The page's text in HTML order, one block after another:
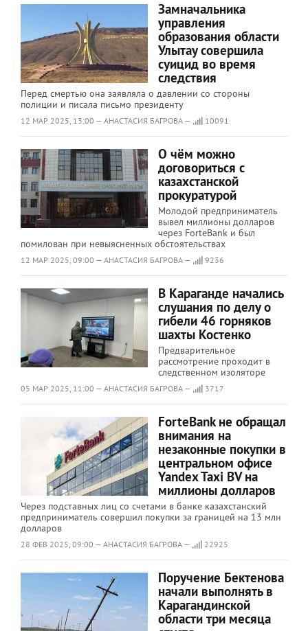
Замначальника
управления
образования области
Улытау совершила
суицид во время
следствия
Перед смертью она заявляла о давлении со стороны
полиции и писала письмо президенту
12 МАР 2025, 13:00 — АНАСТАСИЯ БАГРОВА — 10091
О чём можно
договориться с
казахстанской
прокуратурой
Молодой предприниматель
вывел миллионы долларов
через ForteBank и был
помилован при невыясненных обстоятельствах
12 МАР 2025, 09:00 — АНАСТАСИЯ БАГРОВА — 9236
В Караганде начались
слушания по делу о
гибели 46 горняков
шахты Костенко
Предварительное
рассмотрение проходит в
следственном изоляторе
05 МАР 2025, 11:00 — АНАСТАСИЯ БАГРОВА — 3717
ForteBank не обращал
внимания на
незаконные покупки в
центральном офисе
Yandex Taxi BV на
миллионы долларов
Через подставных лиц со счетами в банке казахстанский
предприниматель совершил покупки за границей на 13 млн
долларов
28 ФЕВ 2025, 09:00 — АНАСТАСИЯ БАГРОВА — 22925
Поручение Бектенова
начали выполнять в
Карагандинской
области три месяца